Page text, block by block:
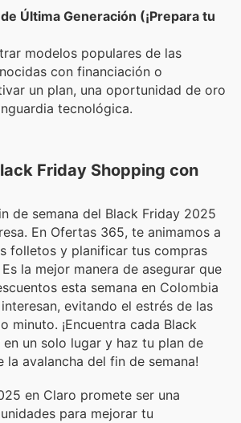
Última Generación (¡Prepara tu
modelos populares de las
con financiación o
un plan, una oportunidad de oro
tecnológica.
Friday Shopping con
de semana del Black Friday 2025
En Ofertas 365, te animamos a
folletos y planificar tus compras
la mejor manera de asegurar que
esta semana en Colombia
evitando el estrés de las
minuto. ¡Encuentra cada Black
un solo lugar y haz tu plan de
la avalancha del fin de semana!
en Claro promete ser una
para mejorar tu